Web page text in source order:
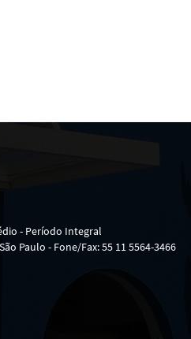
- Período Integral
Paulo - Fone/Fax: 55 11 5564-3466